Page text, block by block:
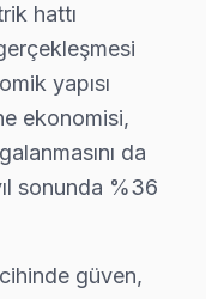
Tüm
arayan tüm
Telsizler, Yahya
Gültepe,
Ortabayır,
hattı
yapısı
ekonomisi,
da
sonunda %36
güven,